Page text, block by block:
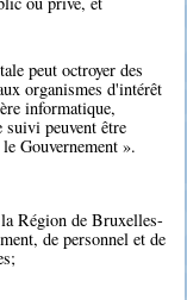
peut octroyer des
organismes d'intérêt
informatique,
suivi peuvent être
Gouvernement ».
Région de Bruxelles-
de personnel et de